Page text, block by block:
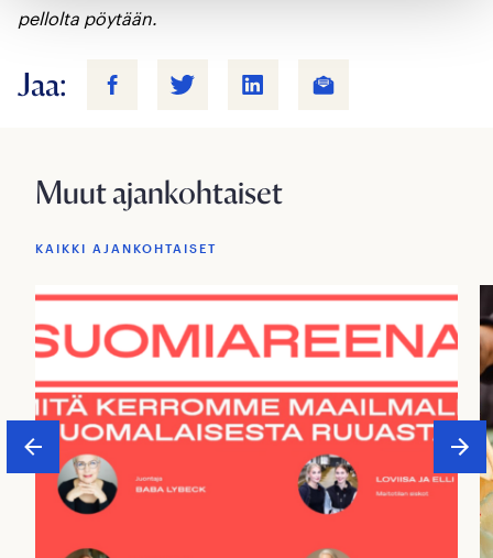
pellolta pöytään.
Jaa:
Muut ajankohtaiset
KAIKKI AJANKOHTAISET